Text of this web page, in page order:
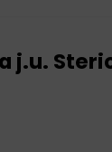
j.u.